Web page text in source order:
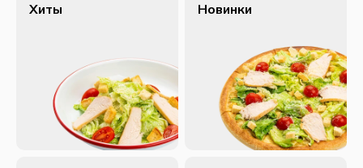
Хиты Новинки